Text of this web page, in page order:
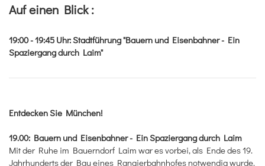
Auf einen Blick :
19:00 - 19:45 Uhr:Stadtführung "Bauern und Eisenbahner - Ein
Spaziergang durch Laim"
Entdecken Sie München!
19.00: Bauern und Eisenbahner - Ein Spaziergang durch Laim
Mit der Ruhe im Bauerndorf Laim war es vorbei, als Ende des 19.
Jahrhunderts der Bau eines Rangierbahnhofes notwendig wurde.